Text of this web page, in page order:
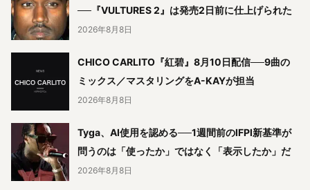
──『VULTURES 2』は発売2日前に仕上げられた
2026年8月8日
CHICO CARLITO『紅碧』8月10日配信──9曲の
ミックス／マスタリングをA-KAYが担当
2026年8月8日
Tyga、AI使用を認める──1週間前のIFPI新基準が
問うのは「使ったか」ではなく「表示したか」だ
2026年8月8日